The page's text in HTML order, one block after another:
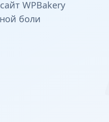
WPBakery
боли